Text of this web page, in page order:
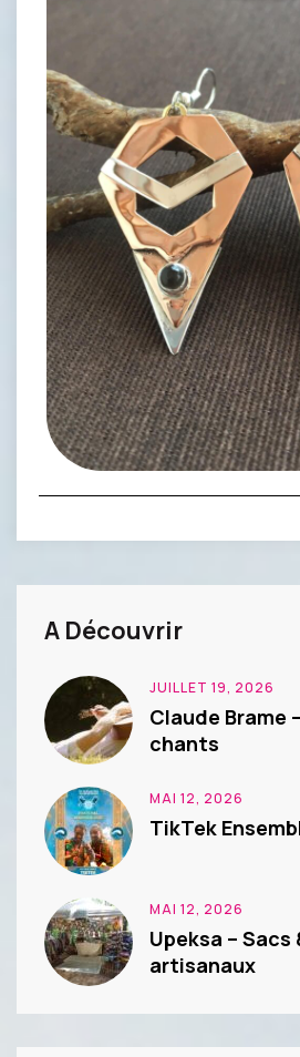
A Découvrir
JUILLET 19, 2026
Claude Brame
chants
MAI 12, 2026
TikTek
MAI 12, 2026
Upeksa –
artisanaux